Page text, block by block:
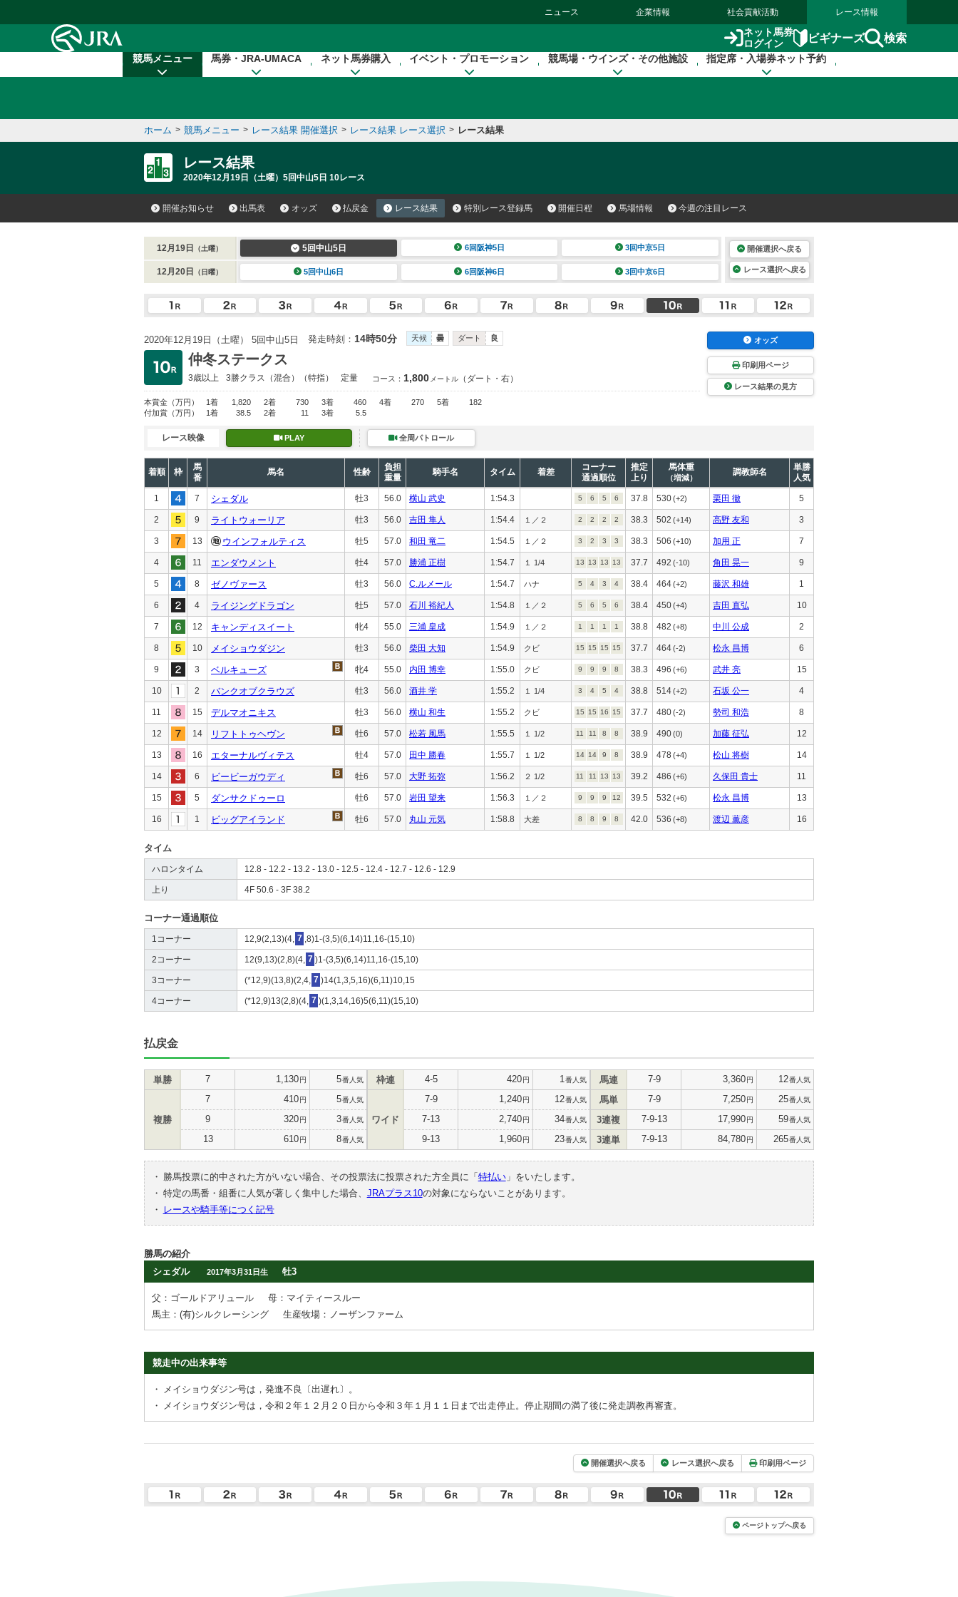
ニュース 企業情報 社会貢献活動 レース情報
ネット馬券
ログイン
ビギナーズ 検索
競馬メニュー 馬券・JRA-UMACA ネット馬券購入 イベント・プロモーション 競馬場・ウインズ・その他施設 指定席・入場券ネット予約
ホーム > 競馬メニュー > レース結果 開催選択 > レース結果 レース選択 > レース結果
レース結果
2020年12月19日（土曜）5回中山5日 10レース
開催お知らせ 出馬表 オッズ 払戻金 レース結果 特別レース登録馬 開催日程 馬場情報 今週の注目レース
12月19日 （土曜） 5回中山5日 6回阪神5日 3回中京5日
12月20日 （日曜） 5回中山6日 6回阪神6日 3回中京6日
開催選択へ戻る
レース選択へ戻る
2020年12月19日（土曜） 5回中山5日 発走時刻： 14時50分 天候 曇 ダート 良
仲冬ステークス
3歳以上 3勝クラス （混合）（特指） 定量 コース： 1,800 メートル （ダート・右）
本賞金 （万円） 1着 1,820 2着 730 3着 460 4着 270 5着
182
付加賞 （万円） 1着 38.5 2着 11 3着 5.5
オッズ
印刷用ページ
レース結果の見方
レース映像 PLAY 全周パトロール
着順 枠
馬
番
馬名 性齢
負担
重量
騎手名 タイム 着差
コーナー
通過順位
推定
上り
馬体重
（増減）
調教師名
単勝
人気
1 7 シェダル 牡3 56.0 横山 武史 1:54.3 5 6 5 6 37.8 530(+2) 栗田 徹 5
2 9 ライトウォーリア 牡3 56.0 吉田 隼人 1:54.4 １／２ 2 2 2 2 38.3 502 (+14) 高野 友和 3
3 13 ウインフォルティス 牡5 57.0 和田 竜二 1:54.5 １／２ 3 2 3 3 38.3 506 (+10) 加用 正 7
4 11 エンダウメント 牡4 57.0 勝浦 正樹 1:54.7 １ 1/4 13 13 13 13 37.7 492 (-10) 角田 晃一 9
5 8 ゼノヴァース 牡3 56.0 C.ルメール 1:54.7 ハナ 5 4 3 4 38.4 464(+2) 藤沢 和雄 1
6 4 ライジングドラゴン 牡5 57.0 石川 裕紀人 1:54.8 １／２ 5 6 5 6 38.4 450(+4) 吉田 直弘 10
7 12 キャンディスイート 牝4 55.0 三浦 皇成 1:54.9 １／２ 1 1 1 1 38.8 482 (+8) 中川 公成 2
8 10 メイショウダジン 牡3 56.0 柴田 大知 1:54.9 クビ 15 15 15 15 37.7 464(-2) 松永 昌博 6
9 3 ベルキューズ 牝4 55.0 内田 博幸 1:55.0 クビ 9 9 9 8 38.3 496 (+6) 武井 亮 15
10 2 バンクオブクラウズ 牡3 56.0 酒井 学 1:55.2 １ 1/4 3 4 5 4 38.8 514(+2) 石坂 公一 4
11 15 デルマオニキス 牡3 56.0 横山 和生 1:55.2 クビ 15 15 16 15 37.7 480(-2) 勢司 和浩 8
12 14 リフトトゥヘヴン 牡6 57.0 松若 風馬 1:55.5 １ 1/2 11 11 8 8 38.9 490(0) 加藤 征弘 12
13 16 エターナルヴィテス 牡4 57.0 田中 勝春 1:55.7 １ 1/2 14 14 9 8 38.9 478(+4) 松山 将樹 14
14 6 ビービーガウディ 牡6 57.0 大野 拓弥 1:56.2 ２ 1/2 11 11 13 13 39.2 486 (+6) 久保田 貴士 11
15 5 ダンサクドゥーロ 牡6 57.0 岩田 望来 1:56.3 １／２ 9 9 9 12 39.5 532 (+6) 松永 昌博 13
16 1 ビッグアイランド 牡6 57.0 丸山 元気 1:58.8 大差 8 8 9 8 42.0 536 (+8) 渡辺 薫彦 16
タイム
ハロンタイム 12.8 - 12.2 - 13.2 - 13.0 - 12.5 - 12.4 - 12.7 - 12.6 - 12.9
上り 4F 50.6 - 3F 38.2
コーナー通過順位
1コーナー 12,9(2,13)(4, 7 ,8)1-(3,5)(6,14)11,16-(15,10)
2コーナー 12(9,13)(2,8)(4, 7 )1-(3,5)(6,14)11,16-(15,10)
3コーナー (*12,9)(13,8)(2,4, 7 )14(1,3,5,16)(6,11)10,15
4コーナー (*12,9)13(2,8)(4, 7 )(1,3,14,16)5(6,11)(15,10)
払戻金
単勝 7 1,130円 5番人気
複勝
7 410円 5番人気
9 320円 3番人気
13 610円 8番人気
枠連 4-5 420円 1 番人気
ワイド
7-9 1,240円 12番人気
7-13 2,740円 34番人気
9-13 1,960円 23番人気
馬連 7-9 3,360円 12番人気
馬単 7-9 7,250円 25番人気
3連複 7-9-13 17,990円 59番人気
3連単 7-9-13 84,780円 265番人気
・ 勝馬投票に的中された方がいない場合、その投票法に投票された方全員に「 特払い」をいたします。
・ 特定の馬番・組番に人気が著しく集中した場合、 JRAプラス10の対象にならないことがあります。
・
レースや騎手等につく記号
勝馬の紹介
シェダル
2017年3月31日生 牡3
父：ゴールドアリュール
母：マイティースルー
馬主：(有)シルクレーシング
生産牧場：ノーザンファーム
競走中の出来事等
・
メイショウダジン号は，発進不良〔出遅れ〕。
・
メイショウダジン号は，令和２年１２月２０日から令和３年１月１１日まで出走停止。停止期間の満了後に発走調教再審査。
開催選択へ戻る レース選択へ戻る 印刷用ページ
ページトップへ戻る